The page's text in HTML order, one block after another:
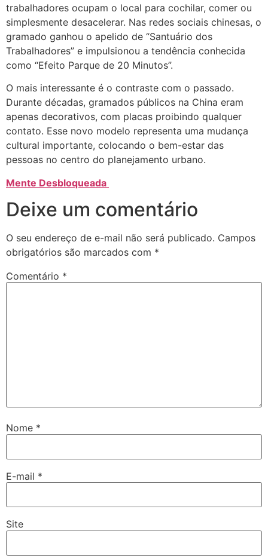
trabalhadores ocupam o local para cochilar, comer ou
simplesmente desacelerar. Nas redes sociais chinesas, o
gramado ganhou o apelido de “Santuário dos
Trabalhadores” e impulsionou a tendência conhecida
como “Efeito Parque de 20 Minutos”.
O mais interessante é o contraste com o passado.
Durante décadas, gramados públicos na China eram
apenas decorativos, com placas proibindo qualquer
contato. Esse novo modelo representa uma mudança
cultural importante, colocando o bem-estar das
pessoas no centro do planejamento urbano.
Mente Desbloqueada
Deixe um comentário
O seu endereço de e-mail não será publicado. Campos
obrigatórios são marcados com *
Comentário *
Nome *
E-mail *
Site